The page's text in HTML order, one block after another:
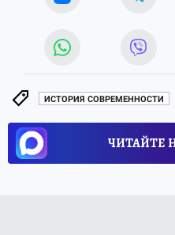
ИСТОРИЯ СОВРЕМЕННОСТИ
ЧИТАЙТЕ